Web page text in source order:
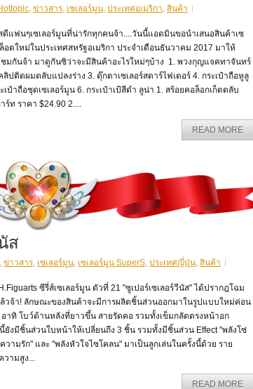
, ข่าวสาร, เซเลอร์มูน, ประเทศอเมริกา, สินค้า
นๆเซเลอร์มูนที่น่ารักทุกคนจ้า....วันนี้แอดมินขอนำเสนอสินค้าเซ
อตใหม่ในประเทศสหรัฐอเมริกา ประจำเดือนธันวาคม 2017 มาให้
มกันจ้า มาดูกันซิว่าจะมีสินค้าอะไรใหม่ๆบ้าง 1. พวงกุญแจคทาจันทร์
ลิปติดผมตลับแปลงร่าง 3. ตุ๊กตาเซเลอร์สตาร์ไฟเตอร์ 4. กระเป๋าถือหูลู
เป๋าถือชุดเซเลอร์มูน 6. กระเป๋าเป้สีดำ ลูน่า 1. สร้อยคอล็อกเก็ตตลับ
ร์ท ราคา $24.90 2....
READ MORE
ส
, ข่าวสาร, เซเลอร์มูน, เซเลอร์มูน SuperS, ประเทศญี่ปุ่น, สินค้า
ซีรี่ส์เซเลอร์มูน ตัวที่ 21 "ซูเปอร์เซเลอร์วีนัส" ได้ปรากฎโฉม
วจ้า! ลักษณะของสินค้าจะมีการผลิตชิ้นส่วนออกมาในรูปแบบใหม่ค่อน
าทิ โบว์ด้านหลังที่ยาวขึ้น สายรัดคอ รวมทั้งเข็มกลัดตรงหน้าอก
ยังมีชิ้นส่วนใบหน้าให้เปลี่ยนถึง 3 ชิ้น รวมทั้งมีชิ้นส่วน Effect "พลังโซ่
วามรัก" และ "พลังหัวใจไซโคลน" มาเป็นลูกเล่นในครั้งนี้ด้วย ราย
วามสูง...
READ MORE